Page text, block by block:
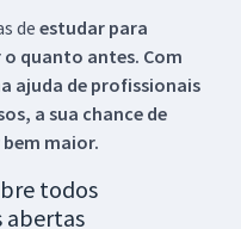
de estudar para
o quanto antes. Com
ajuda de profissionais
a sua chance de
maior.
todos
abertas